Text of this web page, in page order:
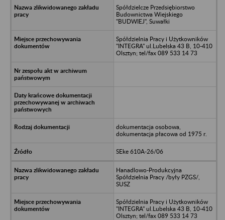
Spółdzielcze Przedsiębiorstwo
Budownictwa Wiejskiego
"BUDWIEJ", Suwałki
Spółdzielnia Pracy i Użytkowników
"INTEGRA" ul.Lubelska 43 B, 10-410
Olsztyn; tel/fax 089 533 14 73
dokumentacja osobowa,
dokumentacja płacowa od 1975 r.
SEke 610A-26/06
Hanadlowo-Produkcyjna
Spółdzielnia Pracy /były PZGS/,
SUSZ
Spółdzielnia Pracy i Użytkowników
"INTEGRA" ul.Lubelska 43 B, 10-410
Olsztyn; tel/fax 089 533 14 73